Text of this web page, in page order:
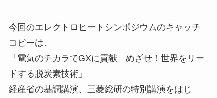
今回のエレクトロヒートシンポジウムのキャッチ
コピーは、
「電気のチカラでGXに貢献 めざせ！世界をリー
ドする脱炭素技術」
経産省の基調講演、三菱総研の特別講演をはじ